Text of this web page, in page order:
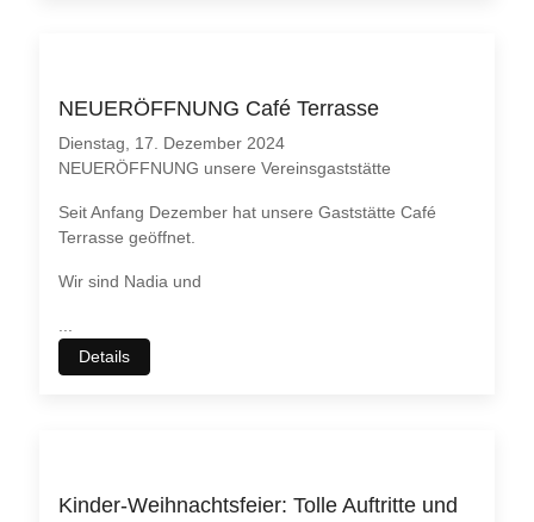
NEUERÖFFNUNG Café Terrasse
Dienstag, 17. Dezember 2024
NEUERÖFFNUNG unsere Vereinsgaststätte
Seit Anfang Dezember hat unsere Gaststätte Café
Terrasse geöffnet.
Wir sind Nadia und
...
Details
Kinder-Weihnachtsfeier: Tolle Auftritte und